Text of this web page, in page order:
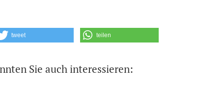
tweet teilen
Sie auch interessieren: